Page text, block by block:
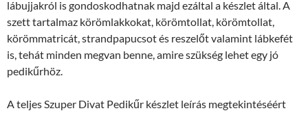
lábujjakról is gondoskodhatnak majd ezáltal a készlet által. A
szett tartalmaz körömlakkokat, körömtollat, körömtollat,
körömmatricát, strandpapucsot és reszelőt valamint lábkefét
is, tehát minden megvan benne, amire szükség lehet egy jó
pedikűrhöz.
A teljes Szuper Divat Pedikűr készlet leírás megtekintéséért